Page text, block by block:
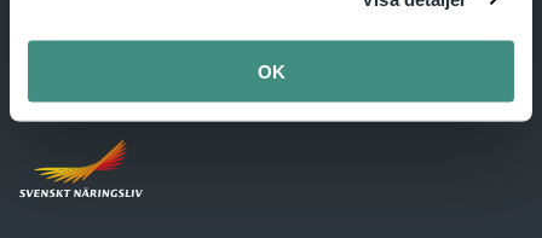
OK
Vi är en del av: